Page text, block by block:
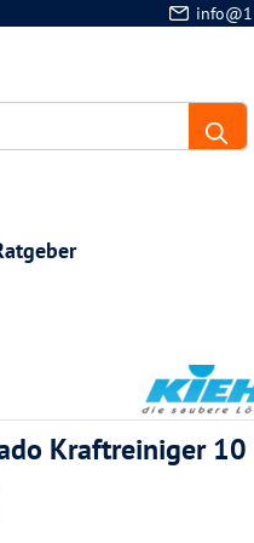
Kraftreiniger